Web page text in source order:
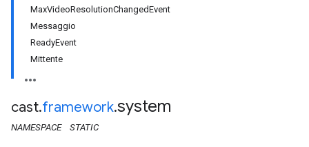
MaxVideoResolutionChangedEvent
Messaggio
ReadyEvent
Mittente
cast.framework.system
NAMESPACE STATIC